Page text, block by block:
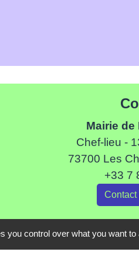
Mairie de
Chef-lieu -
73700 Les
+33 7
Contact
Liens
you control over what you want to